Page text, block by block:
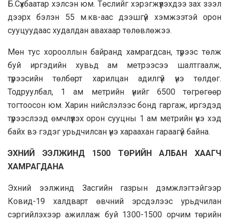
Б.Сүхбаатар хэлсэн юм. Төслийг хэрэгжүүлэхдээ зах зээл
дээрх бэлэн 55 м.кв-аас дээшгүй хэмжээтэй орон
сууцуудаас худалдан авахаар төлөвлөжээ.
Мөн тус хорооллын байранд хамрагдсан, түрээс төлж
буй иргэдийн хувьд ам метрээсээ шалтгаалж,
түрээсийн төлбөрт харилцан адилгүй үнэ төлдөг.
Тодруулбал, 1 ам метрийн үнийг 6500 төгрөгөөр
тогтоосон юм. Харин нийслэлээс бонд гаргаж, иргэдэд
түрээслээд өмчлүүлэх орон сууцны 1 ам метрийн үнэ хэд
байх вэ гэдэг урьдчилсан үнэ хараахан гараагүй байна.
ЭХНИЙ ЭЭЛЖИНД 1500 ТӨРИЙН АЛБАН ХААГЧ
ХАМРАГДАНА
Эхний ээлжинд Засгийн газрын дэмжлэгтэйгээр
Ковид-19 халдварт өвчний эрсдэлээс урьдчилан
сэргийлэхээр ажиллаж буй 1300-1500 орчим төрийн